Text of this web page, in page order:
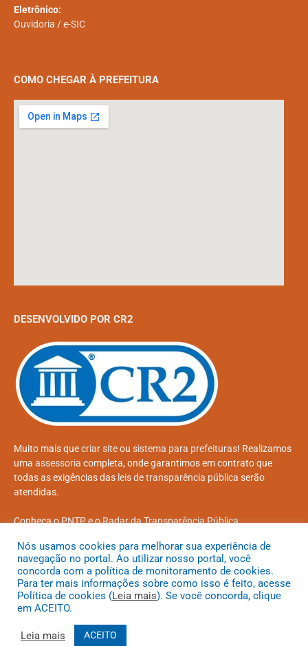
Eletrônico:
Ouvidoria /e-SIC
COMO CHEGAR À PREFEITURA
DESENVOLVIDO POR CR2
Muito mais quecriar siteou sistema para prefeituras! Realizamos
uma assessoria completa, onde garantimos em contrato que
todas as exigências das leis de transparência pública serão
atendidas.
Conheça oPNTPe oRadar da Transparência Pública
Todos os direitos reservados a Prefeitura Municipal de Coroatá
Acessar Área Administrativa
Nós usamos cookies para melhorar sua experiência de
navegação no portal. Ao utilizar nosso portal, você
concorda com a política de monitoramento de cookies.
Para ter mais informações sobre como isso é feito, acesse
Política de cookies (Leia mais). Se você concorda, clique
em ACEITO.
Leia mais ACEITO